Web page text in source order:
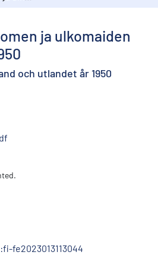
ja ulkomaiden
och utlandet år 1950
fe2023013113044